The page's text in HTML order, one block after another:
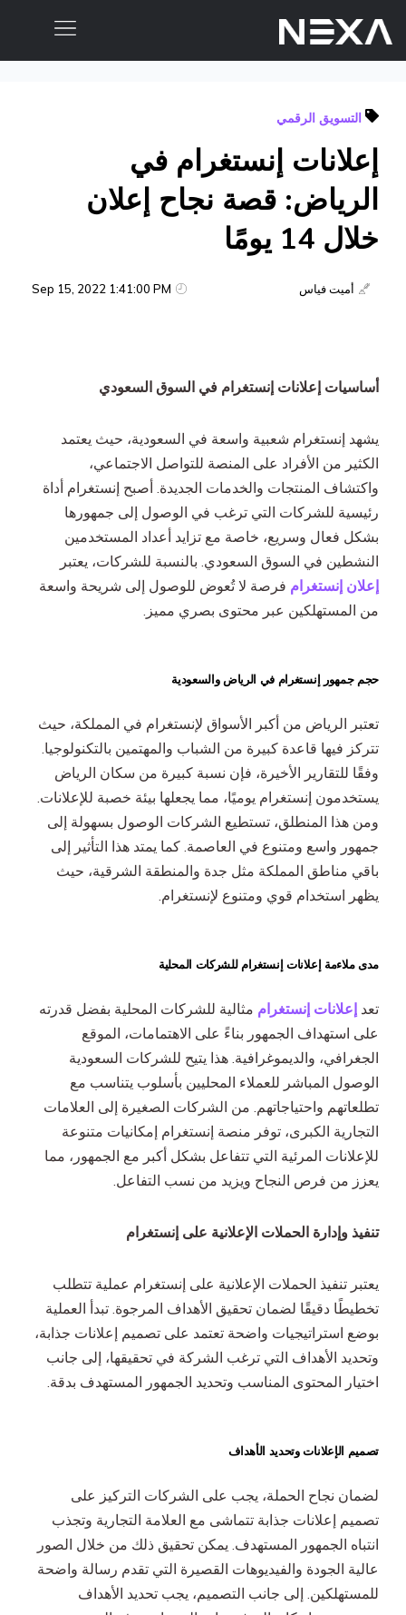
من نحن
المدونات
أعمالنا
خدمات التسويق الرقمي
خدمات تطبيقات الهاتف المحمول والموقع الإلكتروني
التسويق الرقمي
إعلانات إنستغرام في
الرياض: قصة نجاح إعلان
خلال 14 يومًا
أميت فياس Sep 15, 2022 1:41:00 PM
أساسيات إعلانات إنستغرام في السوق السعودي
يشهد إنستغرام شعبية واسعة في السعودية، حيث يعتمد
الكثير من الأفراد على المنصة للتواصل الاجتماعي،
واكتشاف المنتجات والخدمات الجديدة. أصبح إنستغرام أداة
رئيسية للشركات التي ترغب في الوصول إلى جمهورها
بشكل فعال وسريع، خاصة مع تزايد أعداد المستخدمين
النشطين في السوق السعودي. بالنسبة للشركات، يعتبر
إعلان إنستغرام فرصة لا تُعوض للوصول إلى شريحة واسعة
من المستهلكين عبر محتوى بصري مميز.
حجم جمهور إنستغرام في الرياض والسعودية
تعتبر الرياض من أكبر الأسواق لإنستغرام في المملكة، حيث
تتركز فيها قاعدة كبيرة من الشباب والمهتمين بالتكنولوجيا.
وفقًا للتقارير الأخيرة، فإن نسبة كبيرة من سكان الرياض
يستخدمون إنستغرام يوميًا، مما يجعلها بيئة خصبة للإعلانات.
ومن هذا المنطلق، تستطيع الشركات الوصول بسهولة إلى
جمهور واسع ومتنوع في العاصمة. كما يمتد هذا التأثير إلى
باقي مناطق المملكة مثل جدة والمنطقة الشرقية، حيث
يظهر استخدام قوي ومتنوع لإنستغرام.
مدى ملاءمة إعلانات إنستغرام للشركات المحلية
تعد إعلانات إنستغرام مثالية للشركات المحلية بفضل قدرته
على استهداف الجمهور بناءً على الاهتمامات، الموقع
الجغرافي، والديموغرافية. هذا يتيح للشركات السعودية
الوصول المباشر للعملاء المحليين بأسلوب يتناسب مع
تطلعاتهم واحتياجاتهم. من الشركات الصغيرة إلى العلامات
التجارية الكبرى، توفر منصة إنستغرام إمكانيات متنوعة
للإعلانات المرئية التي تتفاعل بشكل أكبر مع الجمهور، مما
يعزز من فرص النجاح ويزيد من نسب التفاعل.
تنفيذ وإدارة الحملات الإعلانية على إنستغرام
يعتبر تنفيذ الحملات الإعلانية على إنستغرام عملية تتطلب
تخطيطًا دقيقًا لضمان تحقيق الأهداف المرجوة. تبدأ العملية
بوضع استراتيجيات واضحة تعتمد على تصميم إعلانات جذابة،
وتحديد الأهداف التي ترغب الشركة في تحقيقها، إلى جانب
اختيار المحتوى المناسب وتحديد الجمهور المستهدف بدقة.
تصميم الإعلانات وتحديد الأهداف
لضمان نجاح الحملة، يجب على الشركات التركيز على
تصميم إعلانات جذابة تتماشى مع العلامة التجارية وتجذب
انتباه الجمهور المستهدف. يمكن تحقيق ذلك من خلال الصور
عالية الجودة والفيديوهات القصيرة التي تقدم رسالة واضحة
للمستهلكين. إلى جانب التصميم، يجب تحديد الأهداف